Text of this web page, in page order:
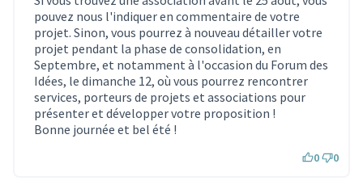
pouvez nous l'indiquer en commentaire de votre
projet. Sinon, vous pourrez à nouveau détailler votre
projet pendant la phase de consolidation, en
Septembre, et notamment à l'occasion du Forum des
Idées, le dimanche 12, où vous pourrez rencontrer
services, porteurs de projets et associations pour
présenter et développer votre proposition !
Bonne journée et bel été !
0 0